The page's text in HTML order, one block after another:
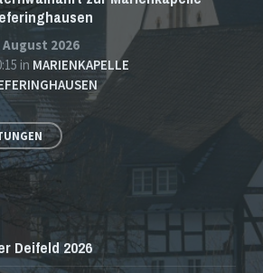
August 2026
in MARIENKAPELLE
Deifeld 2026